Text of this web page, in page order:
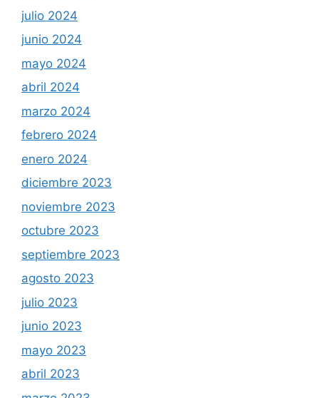
julio 2024
junio 2024
mayo 2024
abril 2024
marzo 2024
febrero 2024
enero 2024
diciembre 2023
noviembre 2023
octubre 2023
septiembre 2023
agosto 2023
julio 2023
junio 2023
mayo 2023
abril 2023